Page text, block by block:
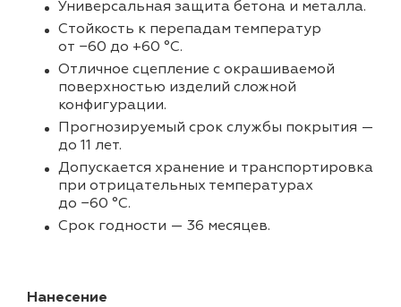
Универсальная защита бетона и металла.
Стойкость к перепадам температур
от −60 до +60 °С.
Отличное сцепление с окрашиваемой
поверхностью изделий сложной
конфигурации.
Прогнозируемый срок службы покрытия —
до 11 лет.
Допускается хранение и транспортировка
при отрицательных температурах
до −60 °С.
Срок годности — 36 месяцев.
Нанесение